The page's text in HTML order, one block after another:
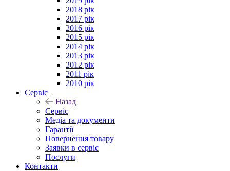
2018 рік
2017 рік
2016 рік
2015 рік
2014 рік
2013 рік
2012 рік
2011 рік
2010 рік
Сервіс
Назад
Сервіс
Медіа та документи
Гарантії
Повернення товару
Заявки в сервіс
Послуги
Контакти